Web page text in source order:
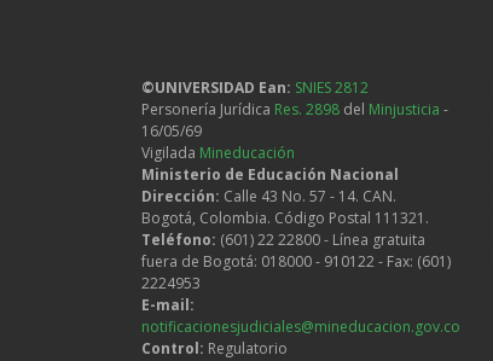
©UNIVERSIDAD Ean: SNIES 2812
Personería Jurídica Res. 2898 del Minjusticia -
16/05/69
Vigilada Mineducación
Ministerio de Educación Nacional
Dirección: Calle 43 No. 57 - 14. CAN.
Bogotá, Colombia. Código Postal 111321.
Teléfono: (601) 22 22800 - Línea gratuita
fuera de Bogotá: 018000 - 910122 - Fax: (601)
2224953
E-mail:
notificacionesjudiciales@mineducacion.gov.co
Control: Regulatorio